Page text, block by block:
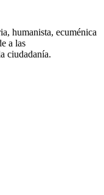
humanista, ecuménica
a las
ciudadanía.